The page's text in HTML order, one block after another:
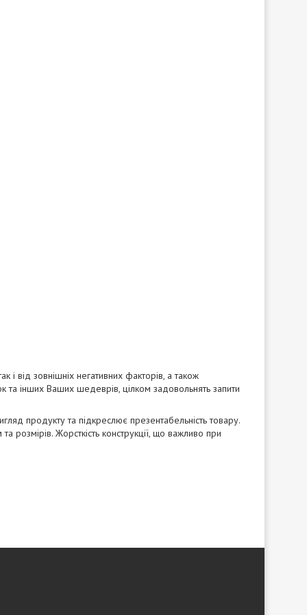
і від зовнішніх негативних факторів, а також
та інших Ваших шедеврів, цілком задовольнять запити
продукту та підкреслює презентабельність товару.
та розмірів. Жорсткість конструкції, що важливо при